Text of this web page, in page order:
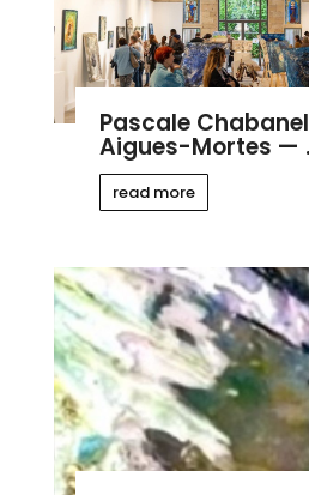
Pascale
Aigues-Mortes —
read more